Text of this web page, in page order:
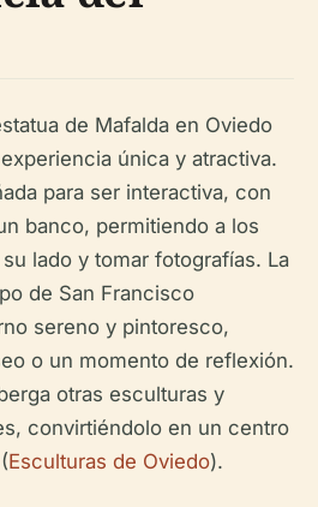
de Mafalda en Oviedo
única y atractiva.
para ser interactiva, con
banco, permitiendo a los
lado y tomar fotografías. La
de San Francisco
sereno y pintoresco,
o un momento de reflexión.
otras esculturas y
convirtiéndolo en un centro
Esculturas de Oviedo).